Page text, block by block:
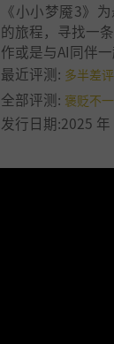
《小小梦魇3》
的旅程，寻找一
作或是与AI同伴
最近评测: 多半差
全部评测: 褒贬不
发行日期:2025 年